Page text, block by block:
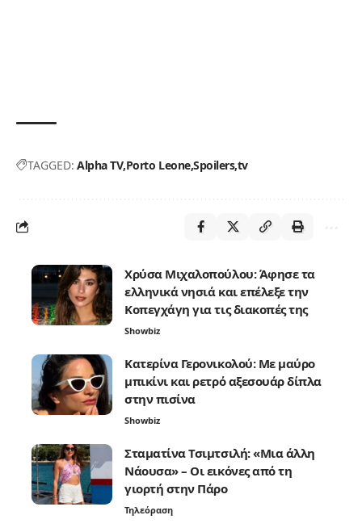
TAGGED: Alpha TV Porto LeoneSpoilerstv
Χρύσα Μιχαλοπούλου: Άφησε τα
ελληνικά νησιά και επέλεξε την
Κοπεγχάγη για τις διακοπές της
Showbiz
Κατερίνα Γερονικολού: Με μαύρο
μπικίνι και ρετρό αξεσουάρ δίπλα
στην πισίνα
Showbiz
Σταματίνα Τσιμτσιλή: «Μια άλλη
Νάουσα» – Οι εικόνες από τη
γιορτή στην Πάρο
Τηλεόραση